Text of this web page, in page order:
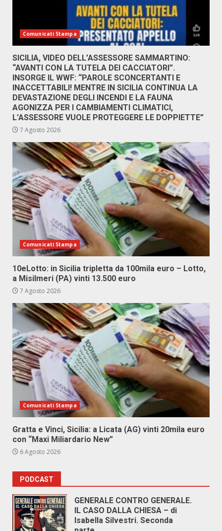
Comunicati Stampa
SICILIA, VIDEO DELL’ASSESSORE SAMMARTINO:
“AVANTI CON LA TUTELA DEI CACCIATORI”.
INSORGE IL WWF: “PAROLE SCONCERTANTI E
INACCETTABILI! MENTRE IN SICILIA CONTINUA LA
DEVASTAZIONE DEGLI INCENDI E LA FAUNA
AGONIZZA PER I CAMBIAMENTI CLIMATICI,
L’ASSESSORE VUOLE PROTEGGERE LE DOPPIETTE”
7 Agosto 2026
Comunicati Stampa
10eLotto: in Sicilia tripletta da 100mila euro – Lotto,
a Misilmeri (PA) vinti 13.500 euro
7 Agosto 2026
Comunicati Stampa
Gratta e Vinci, Sicilia: a Licata (AG) vinti 20mila euro
con “Maxi Miliardario New”
6 Agosto 2026
PODCAST
GENERALE CONTRO GENERALE.
IL CASO DALLA CHIESA – di
Isabella Silvestri. Seconda